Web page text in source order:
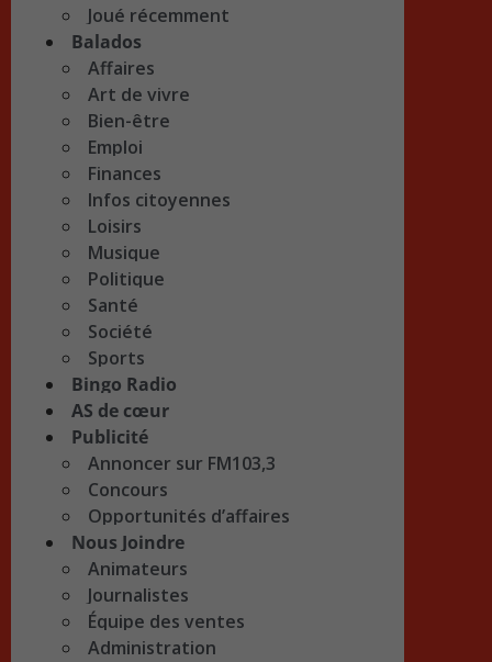
Joué récemment
Balados
Affaires
Art de vivre
Bien-être
Emploi
Finances
Infos citoyennes
Loisirs
Musique
Politique
Santé
Société
Sports
Bingo Radio
AS de cœur
Publicité
Annoncer sur FM103,3
Concours
Opportunités d’affaires
Nous Joindre
Animateurs
Journalistes
Équipe des ventes
Administration